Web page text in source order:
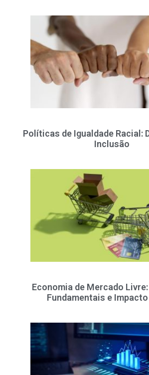
Políticas de Igualdade Racial:
Inclusão
Economia de Mercado
Fundamentais e